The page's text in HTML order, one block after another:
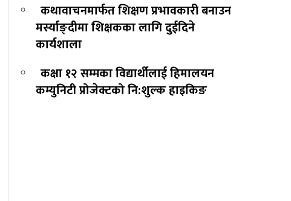
कथावाचनमार्फत शिक्षण प्रभावकारी बनाउन
मर्स्याङ्दीमा शिक्षकका लागि दुईदिने
कार्यशाला
कक्षा १२ सम्मका विद्यार्थीलाई हिमालयन
कम्युनिटी प्रोजेक्टको नि:शुल्क हाइकिङ